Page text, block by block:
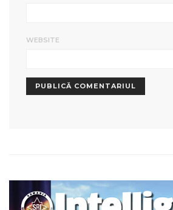
WEBSITE